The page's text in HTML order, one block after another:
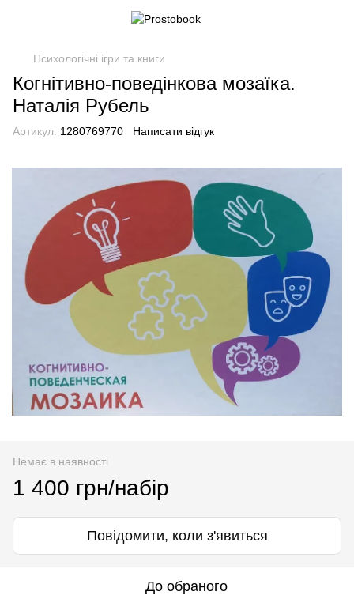
Психологічні ігри та книги
Когнітивно-поведінкова мозаїка.
Наталія Рубель
Артикул: 1280769770 Написати відгук
Немає в наявності
1 400 грн/набір
Повідомити, коли з'явиться
До обраного